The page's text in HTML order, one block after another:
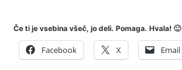
Če ti je vsebina všeč, jo deli. Pomaga. Hvala! 🙂
Facebook X Email